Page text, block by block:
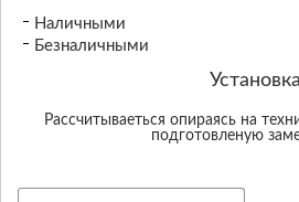
Наличными
Безналичными
Установка
Рассчитываеться опираясь на
подготовленую